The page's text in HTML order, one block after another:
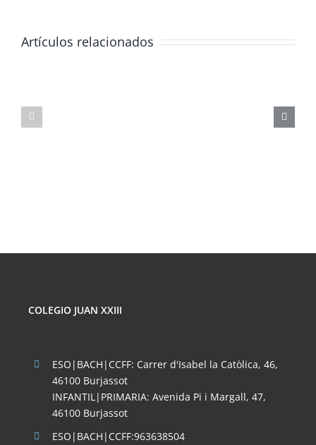
Artículos relacionados
COLEGIO JUAN XXIII
ESO|BACH|CCFF: Carrer d'Isabel la Catòlica, 46,
46100 Burjassot
INFANTIL|PRIMARIA: Avenida Pi i Margall, 47,
46100 Burjassot
ESO|BACH|CCFF:963638504